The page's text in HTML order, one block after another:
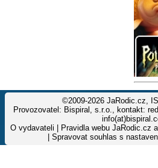
©2009-2026 JaRodic.cz,
Provozovatel: Bispiral, s.r.o., kontakt:
O vydavateli
Pravidla webu JaRodic.cz
Spravovat souhlas s